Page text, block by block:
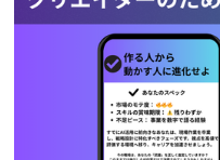
プロフェッショ